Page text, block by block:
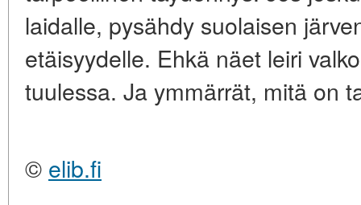
laidalle, pysähdy suolaisen
etäisyydelle. Ehkä näet leiri
tuulessa. Ja ymmärrät, mitä on
© elib.fi